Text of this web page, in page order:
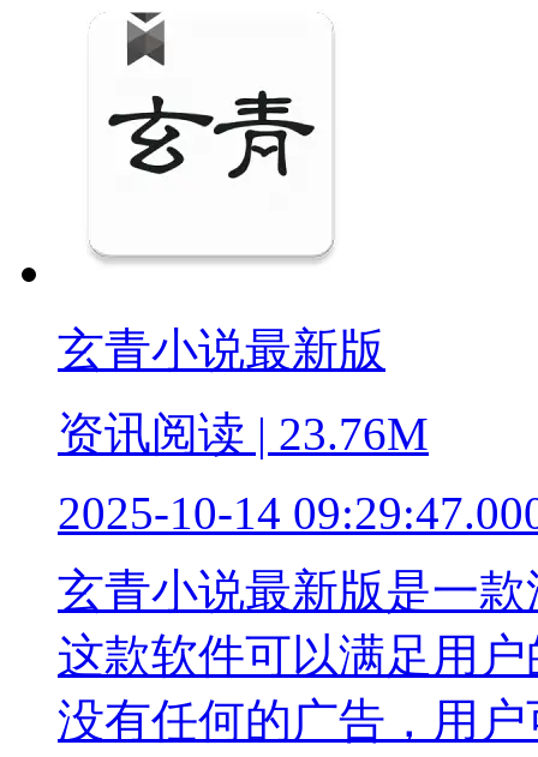
玄青小说最新版
资讯阅读 | 23.76M
2025-10-14
玄青小说最新版是一
这款软件可以满足用
没有任何的广告，用